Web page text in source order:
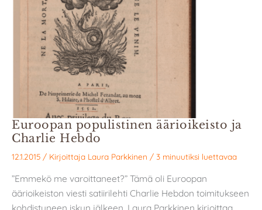
Euroopan populistinen äärioikeisto ja
Charlie Hebdo
12.1.2015 / Kirjoittaja Laura Parkkinen / 3 minuutiksi luettavaa
”Emmekö me varoittaneet?” Tämä oli Euroopan
äärioikeiston viesti satiirilehti Charlie Hebdon toimitukseen